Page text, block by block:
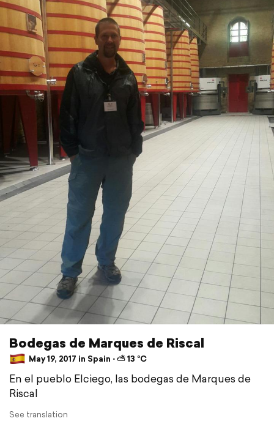
Bodegas de Marques de Riscal
May 19, 2017 in Spain ⋅ ⛅ 13 °C
En el pueblo Elciego, las bodegas de Marques de
Riscal
See translation